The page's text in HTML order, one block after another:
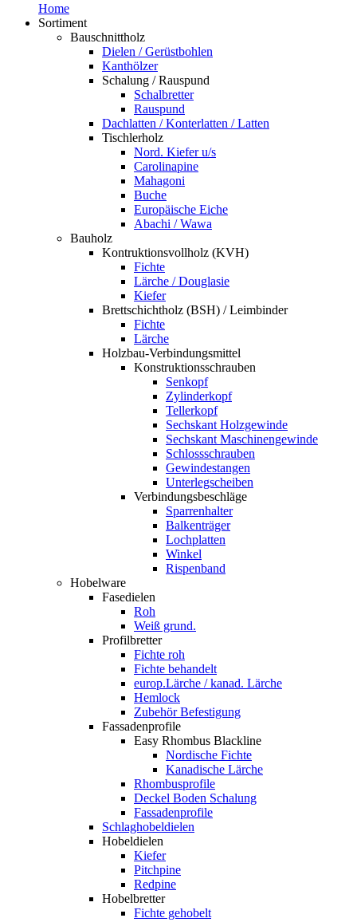
Home
Sortiment
Bauschnittholz
Dielen / Gerüstbohlen
Kanthölzer
Schalung / Rauspund
Schalbretter
Rauspund
Dachlatten / Konterlatten / Latten
Tischlerholz
Nord. Kiefer u/s
Carolinapine
Mahagoni
Buche
Europäische Eiche
Abachi / Wawa
Bauholz
Kontruktionsvollholz (KVH)
Fichte
Lärche / Douglasie
Kiefer
Brettschichtholz (BSH) / Leimbinder
Fichte
Lärche
Holzbau-Verbindungsmittel
Konstruktionsschrauben
Senkopf
Zylinderkopf
Tellerkopf
Sechskant Holzgewinde
Sechskant Maschinengewinde
Schlossschrauben
Gewindestangen
Unterlegscheiben
Verbindungsbeschläge
Sparrenhalter
Balkenträger
Lochplatten
Winkel
Rispenband
Hobelware
Fasedielen
Roh
Weiß grund.
Profilbretter
Fichte roh
Fichte behandelt
europ.Lärche / kanad. Lärche
Hemlock
Zubehör Befestigung
Fassadenprofile
Easy Rhombus Blackline
Nordische Fichte
Kanadische Lärche
Rhombusprofile
Deckel Boden Schalung
Fassadenprofile
Schlaghobeldielen
Hobeldielen
Kiefer
Pitchpine
Redpine
Hobelbretter
Fichte gehobelt